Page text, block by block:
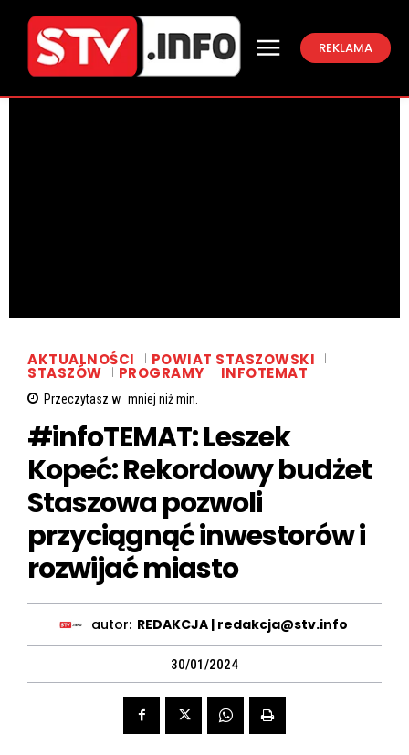
REKLAMA
AKTUALNOŚCI POWIAT STASZOWSKI
STASZÓW PROGRAMY INFOTEMAT
Przeczytasz w mniej niżmin.
#infoTEMAT: Leszek
Kopeć: Rekordowy budżet
Staszowa pozwoli
przyciągnąć inwestorów i
rozwijać miasto
autor: REDAKCJA | redakcja@stv.info
30/01/2024